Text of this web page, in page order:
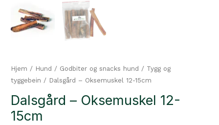
Hjem / Hund / Godbiter og snacks hund / Tygg og
tyggebein / Dalsgård – Oksemuskel 12-15cm
Dalsgård – Oksemuskel 12-
15cm